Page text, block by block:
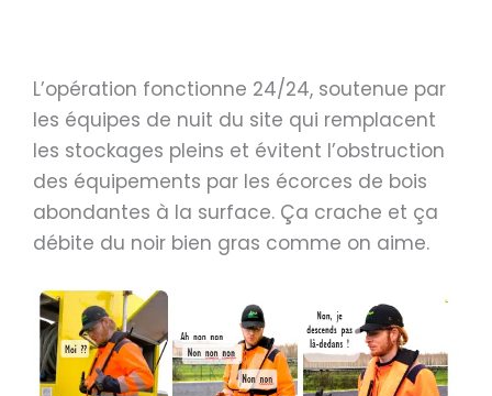
L’opération fonctionne 24/24, soutenue par
les équipes de nuit du site qui remplacent
les stockages pleins et évitent l’obstruction
des équipements par les écorces de bois
abondantes à la surface. Ça crache et ça
débite du noir bien gras comme on aime.